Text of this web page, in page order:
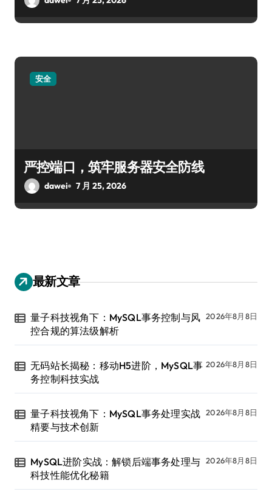
安全
严控端口，筑牢服务器安全防线
dawei 7 月 25, 2026
最新文章
量子科技视角下：MySQL事务控制与风
控合规的算法级解析
2026年8月8日
无码站长揭秘：移动H5进阶，MySQL事
务控制科技实战
2026年8月8日
量子科技视角下：MySQL事务处理实战
精要与技术创新
2026年8月8日
MySQL进阶实战：解锁后端事务处理与
科技性能优化秘籍
2026年8月8日